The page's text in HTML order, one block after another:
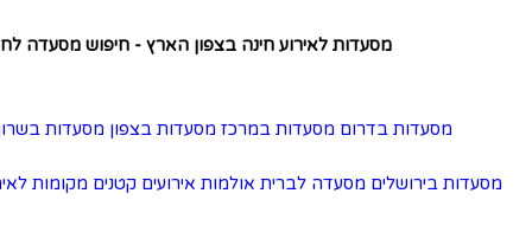
חינה בצפון הארץ - חיפוש מסעדה לחינה לפי אזור
במרכז מסעדות בצפון מסעדות בשרון מסעדות בתל אביב
אולמות אירועים קטנים מקומות לאירועים קטנים ברית במסעדה